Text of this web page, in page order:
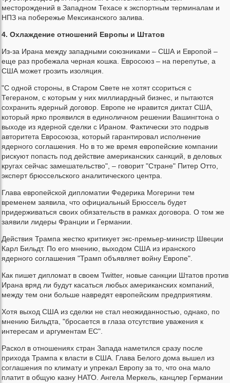
месторождений в Западном Техасе к экспортным терминалам и
НПЗ на побережье Мексиканского залива.
4. Охлаждение отношений Европы и Штатов
Из-за Ирана между западными союзниками – США и Европой –
еще раз пробежала черная кошка. Евросоюз – на перепутье, а
США может грозить изоляция.
"С одной стороны, в Старом Свете не хотят ссориться с
Тегераном, с которым у них миллиардный бизнес, и пытаются
сохранить ядерный договор. Европе не нравится диктат США,
который ярко проявился в единоличном решении Вашингтона о
выходе из ядерной сделки с Ираном. Фактически это подрыв
авторитета Евросоюза, который гарантировал исполнение
ядерного соглашения. Но в то же время европейские компании
рискуют попасть под действие американских санкций, в деловых
кругах сейчас замешательство", – говорит "Стране" Питер Отто,
эксперт брюссельского аналитического центра.
Глава европейской дипломатии Федерика Могерини тем
временем заявила, что официальный Брюссель будет
придерживаться своих обязательств в рамках договора. О том же
заявили лидеры Франции и Германии.
Действия Трампа жестко критикует экс-премьер-министр Швеции
Карл Бильдт. По его мнению, выходом США из иранского
ядерного соглашения "Трамп объявляет войну Европе".
Как пишет дипломат в своем Twitter, новые санкции Штатов против
Ирана вряд ли будут касаться любых американских компаний,
между тем они больше навредят европейским предприятиям.
Хотя выход США из сделки не стал неожиданностью, однако, по
мнению Бильдта, "бросается в глаза отсутствие уважения к
интересам и аргументам ЕС".
Раскол в отношениях стран Запада наметился сразу после
прихода Трампа к власти в США. Глава Белого дома вышел из
соглашения по климату и упрекал Европу за то, что она мало
платит в общую казну НАТО. Ангела Меркель, канцлер Германии